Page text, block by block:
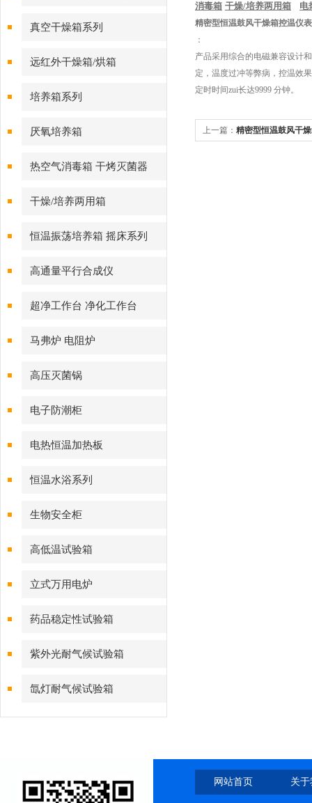
真空干燥箱系列
远红外干燥箱/烘箱
培养箱系列
厌氧培养箱
热空气消毒箱 干烤灭菌器
干燥/培养两用箱
恒温振荡培养箱 摇床系列
高通量平行合成仪
超净工作台 净化工作台
马弗炉 电阻炉
高压灭菌锅
电子防潮柜
电热恒温加热板
恒温水浴系列
生物安全柜
高低温试验箱
立式万用电炉
药品稳定性试验箱
紫外光耐气候试验箱
氙灯耐气候试验箱
消毒箱 干燥/培养两用箱 电
精密型恒温鼓风干燥箱控温仪表
：
产品采用综合的电磁兼容设计
定，温度过冲等弊病，控温效
定时时间zui长达9999 分钟。
上一篇： 精密型恒温鼓风干
网站首页 关